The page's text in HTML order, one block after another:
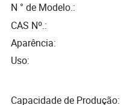
N ° de Modelo.:
CAS Nº.:
Aparência:
Uso:
Capacidade de Produção: